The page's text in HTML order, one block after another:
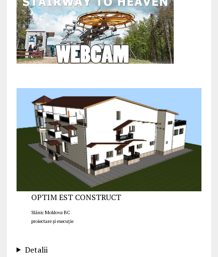
OPTIM EST CONSTRUCT
Slănic Moldova BC
proiectare și execuție
Detalii